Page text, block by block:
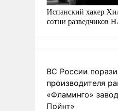
Испанский хакер
сотни
ВС России
производителя
«Фламинго»
Пойнт»